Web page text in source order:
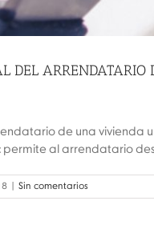
DEL
de una vivienda
permite al arrendatario
Sin comentarios